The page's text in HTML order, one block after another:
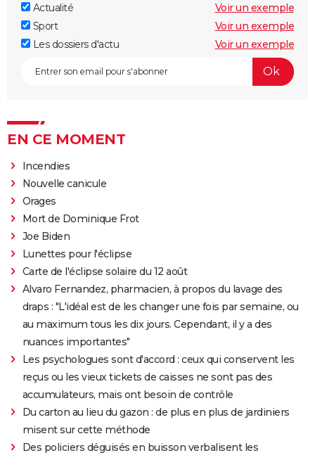
Actualité
Voir un exemple
Sport
Voir un exemple
Les dossiers d'actu
Voir un exemple
EN CE MOMENT
Incendies
Nouvelle canicule
Orages
Mort de Dominique Frot
Joe Biden
Lunettes pour l'éclipse
Carte de l'éclipse solaire du 12 août
Alvaro Fernandez, pharmacien, à propos du lavage des
draps : "L'idéal est de les changer une fois par semaine, ou
au maximum tous les dix jours. Cependant, il y a des
nuances importantes"
Les psychologues sont d'accord : ceux qui conservent les
reçus ou les vieux tickets de caisses ne sont pas des
accumulateurs, mais ont besoin de contrôle
Du carton au lieu du gazon : de plus en plus de jardiniers
misent sur cette méthode
Des policiers déguisés en buisson verbalisent les